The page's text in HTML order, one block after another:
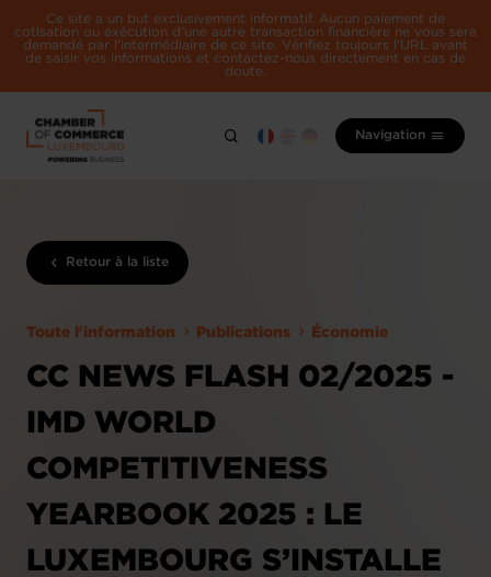
Ce site a un but exclusivement informatif. Aucun paiement de
cotisation ou exécution d'une autre transaction financière ne vous sera
demandé par l'intermédiaire de ce site. Vérifiez toujours l'URL avant
de saisir vos informations et contactez-nous directement en cas de
doute.
Navigation
Retour à la liste
Toute l'information Publications Économie
CC NEWS FLASH 02/2025 -
IMD WORLD
COMPETITIVENESS
YEARBOOK 2025 : LE
LUXEMBOURG S’INSTALLE